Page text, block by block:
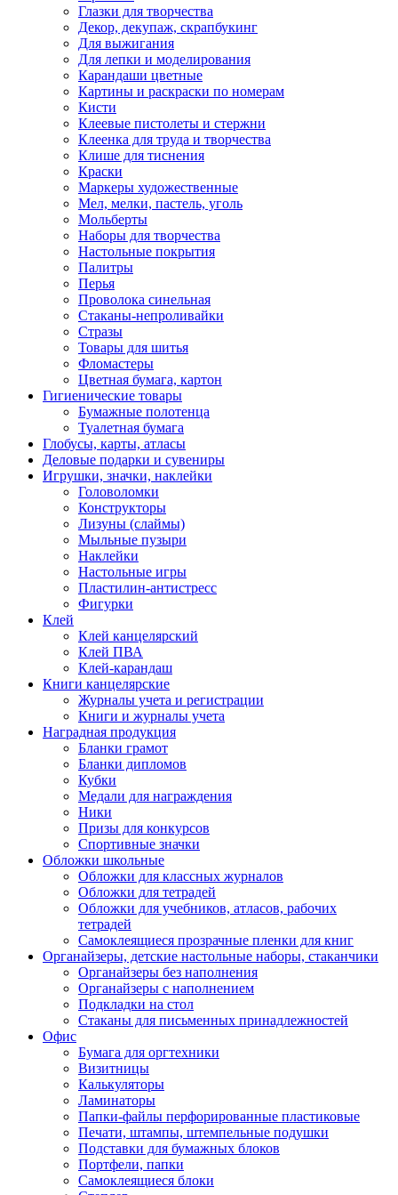
Глазки для творчества
Декор, декупаж, скрапбукинг
Для выжигания
Для лепки и моделирования
Карандаши цветные
Картины и раскраски по номерам
Кисти
Клеевые пистолеты и стержни
Клеенка для труда и творчества
Клише для тиснения
Краски
Маркеры художественные
Мел, мелки, пастель, уголь
Мольберты
Наборы для творчества
Настольные покрытия
Палитры
Перья
Проволока синельная
Стаканы-непроливайки
Стразы
Товары для шитья
Фломастеры
Цветная бумага, картон
Гигиенические товары
Бумажные полотенца
Туалетная бумага
Глобусы, карты, атласы
Деловые подарки и сувениры
Игрушки, значки, наклейки
Головоломки
Конструкторы
Лизуны (слаймы)
Мыльные пузыри
Наклейки
Настольные игры
Пластилин-антистресс
Фигурки
Клей
Клей канцелярский
Клей ПВА
Клей-карандаш
Книги канцелярские
Журналы учета и регистрации
Книги и журналы учета
Наградная продукция
Бланки грамот
Бланки дипломов
Кубки
Медали для награждения
Ники
Призы для конкурсов
Спортивные значки
Обложки школьные
Обложки для классных журналов
Обложки для тетрадей
Обложки для учебников, атласов, рабочих
тетрадей
Самоклеящиеся прозрачные пленки для книг
Органайзеры, детские настольные наборы, стаканчики
Органайзеры без наполнения
Органайзеры с наполнением
Подкладки на стол
Стаканы для письменных принадлежностей
Офис
Бумага для оргтехники
Визитницы
Калькуляторы
Ламинаторы
Папки-файлы перфорированные пластиковые
Печати, штампы, штемпельные подушки
Подставки для бумажных блоков
Портфели, папки
Самоклеящиеся блоки